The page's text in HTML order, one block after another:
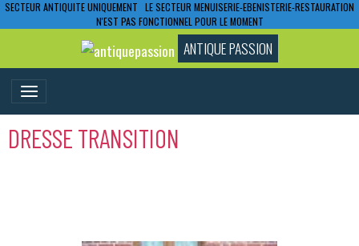
SECTEUR ANTIQUITE UNIQUEMENT LE SECTEUR MENUISERIE-EBENISTERIE-RESTAURATION
N'EST PAS FONCTIONNEL POUR LE MOMENT
ANTIQUE PASSION
DRESSE TRANSITION